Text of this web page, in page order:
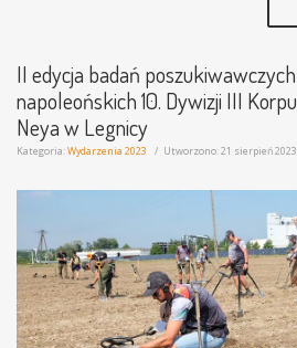
II edycja badań
napoleońskich 10. Dywizji III
Neya w Legnicy
Kategoria:Wydarzenia 2023 Utworzono: 21 sierpień 2023